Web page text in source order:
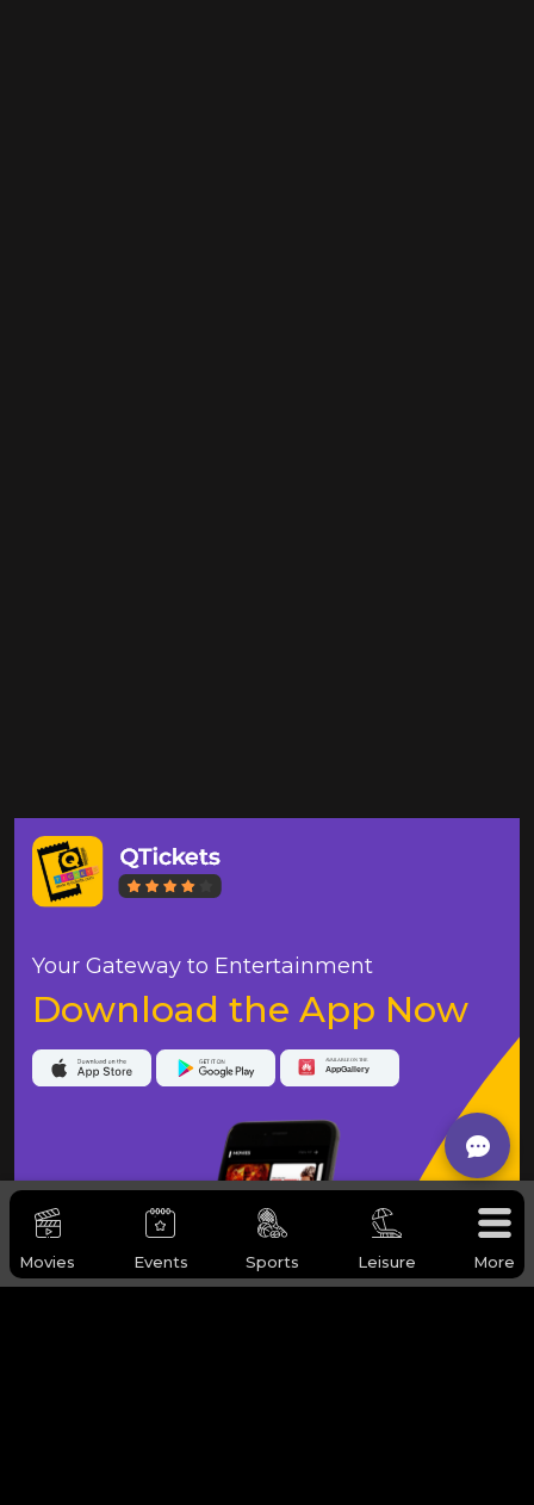
Movies Events Sports Leisure More
Your Gateway to Entertainment
Download the App Now